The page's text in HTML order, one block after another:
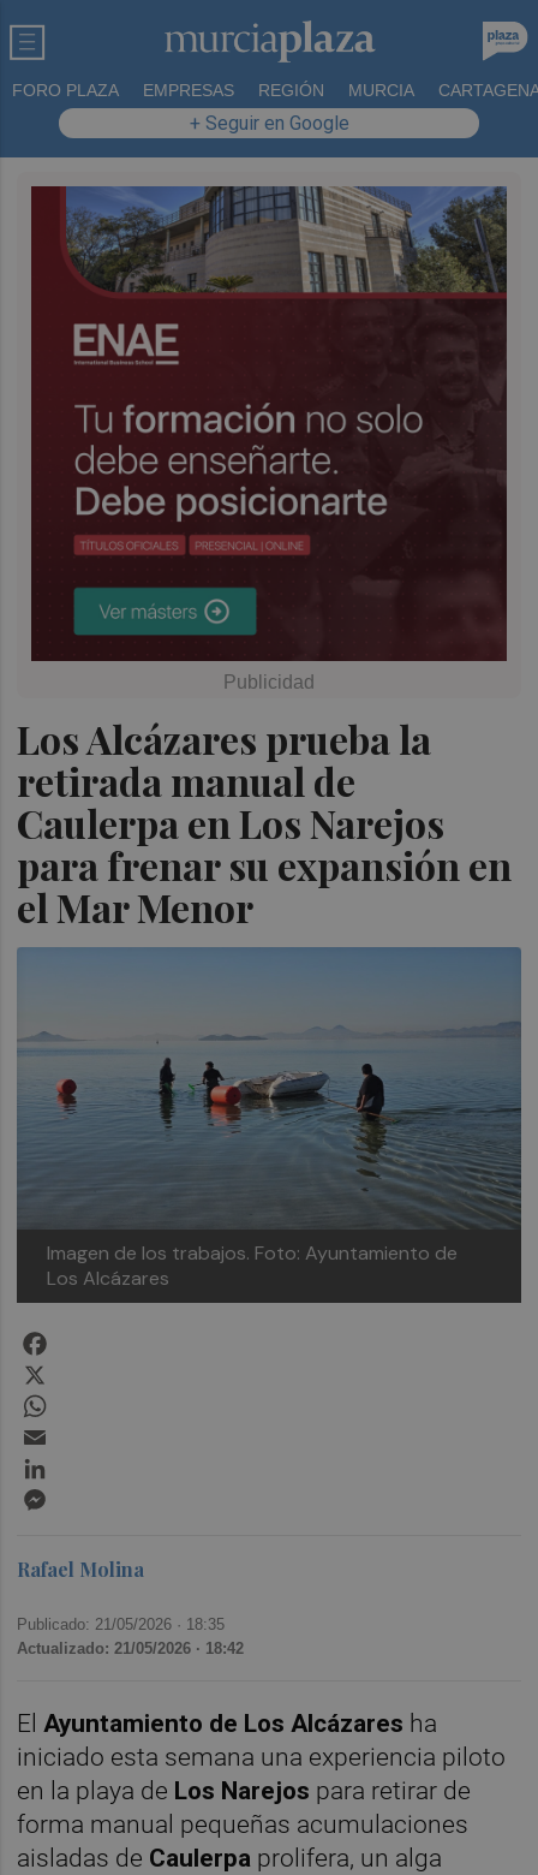
FORO PLAZA EMPRESAS REGIÓN MURCIA
+ Seguir en Google
Los Alcázares prueba la
retirada manual de
Caulerpa en Los Narejos
para frenar su expansión en
el Mar Menor
Imagen de los trabajos. Foto: Ayuntamiento de
Los Alcázares
Rafael Molina
Publicado: 21/05/2026 · 18:35
Actualizado: 21/05/2026 · 18:42
El Ayuntamiento de Los Alcázares ha
iniciado esta semana una experiencia piloto
en la playa de Los Narejos para retirar de
forma manual pequeñas acumulaciones
aisladas de Caulerpa prolifera, un alga